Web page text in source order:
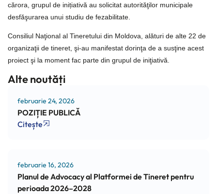
cărora, grupul de inițiativă au solicitat autorităţilor municipale
desfăşurarea unui studiu de fezabilitate.
Consiliul Naţional al Tineretului din Moldova, alături de alte 22 de
organizaţii de tineret, şi-au manifestat dorinţa de a susţine acest
proiect şi la moment fac parte din grupul de iniţiativă.
Alte noutăți
februarie 24, 2026
POZIȚIE PUBLICĂ
Citește
februarie 16, 2026
Planul de Advocacy al Platformei de Tineret pentru
perioada 2026–2028